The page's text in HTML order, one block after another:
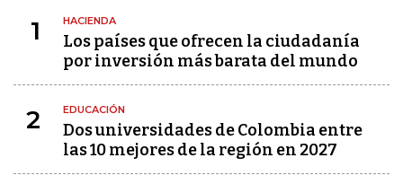
1 HACIENDA
Los países que ofrecen la ciudadanía
por inversión más barata del mundo
2 EDUCACIÓN
Dos universidades de Colombia entre
las 10 mejores de la región en 2027